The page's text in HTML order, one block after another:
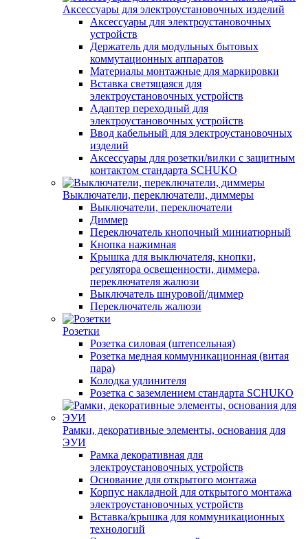
Аксессуары для электроустановочных изделий
Аксессуары для электроустановочных
устройств
Держатель для модульных бытовых
коммутационных аппаратов
Материалы монтажные для маркировки
Вставка светящаяся для
электроустановочных устройств
Адаптер переходный для
электроустановочных устройств
Ввод кабельный для электроустановочных
изделий
Аксессуары для розетки/вилки с защитным
контактом стандарта SCHUKO
Выключатели, переключатели, диммеры
Выключатели, переключатели
Диммер
Переключатель кнопочный миниатюрный
Кнопка нажимная
Крышка для выключателя, кнопки,
регулятора освещенности, диммера,
переключателя жалюзи
Выключатель шнуровой/диммер
Переключатель жалюзи
Розетки
Розетка силовая (штепсельная)
Розетка медная коммуникационная (витая
пара)
Колодка удлинителя
Розетка с заземлением стандарта SCHUKO
Рамки, декоративные элементы, основания для
ЭУИ
Рамка декоративная для
электроустановочных устройств
Основание для открытого монтажа
Корпус накладной для открытого монтажа
электроустановочных устройств
Вставка/крышка для коммуникационных
технологий